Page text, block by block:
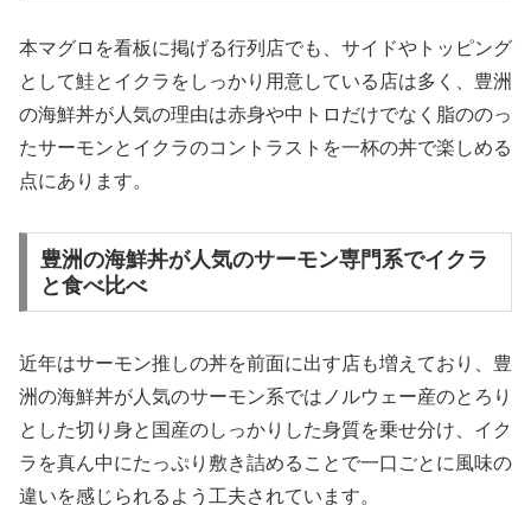
本マグロを看板に掲げる行列店でも、サイドやトッピング
として鮭とイクラをしっかり用意している店は多く、豊洲
の海鮮丼が人気の理由は赤身や中トロだけでなく脂ののっ
たサーモンとイクラのコントラストを一杯の丼で楽しめる
点にあります。
豊洲の海鮮丼が人気のサーモン専門系でイクラ
と食べ比べ
近年はサーモン推しの丼を前面に出す店も増えており、豊
洲の海鮮丼が人気のサーモン系ではノルウェー産のとろり
とした切り身と国産のしっかりした身質を乗せ分け、イク
ラを真ん中にたっぷり敷き詰めることで一口ごとに風味の
違いを感じられるよう工夫されています。